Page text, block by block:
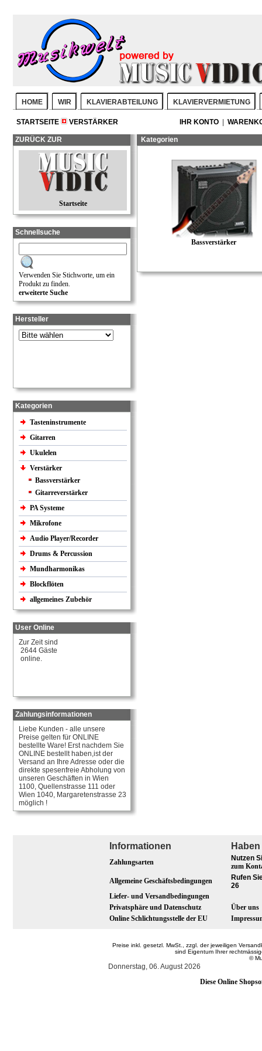
HOME WIR KLAVIERABTEILUNG KLAVIERVERMIETUNG
STARTSEITE VERSTÄRKER IHR KONTO
ZURÜCK ZUR
Startseite
Schnellsuche
Verwenden Sie Stichworte, um ein
Produkt zu finden.
erweiterte Suche
Hersteller
Kategorien
Tasteninstrumente
Gitarren
Ukulelen
Verstärker
Bassverstärker
Gitarreverstärker
PA Systeme
Mikrofone
Audio Player/Recorder
Drums & Percussion
Mundharmonikas
Blockflöten
allgemeines Zubehör
User Online
Zur Zeit sind
2644 Gäste
online.
Zahlungsinformationen
Liebe Kunden - alle unsere
Preise gelten für ONLINE
bestellte Ware! Erst nachdem Sie
ONLINE bestellt haben,ist der
Versand an Ihre Adresse oder die
direkte spesenfreie Abholung von
unseren Geschäften in Wien
1100, Quellenstrasse 111 oder
Wien 1040, Margaretenstrasse 23
möglich !
Kategorien
Bassverstärker
Informationen
Zahlungsarten
Nutzen
zum
Allgemeine Geschäftsbedingungen
Rufen
26
Liefer- und Versandbedingungen
Privatsphäre und Datenschutz
Über uns
Online Schlichtungsstelle der EU
Preise inkl. gesetzl. MwSt., zzgl. der jeweiligen
sind Eigentum Ihrer
©
Donnerstag, 06. August 2026
Diese Online